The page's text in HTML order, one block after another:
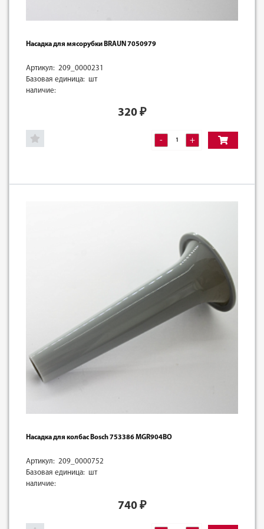
Насадка для мясорубки BRAUN 7050979
Артикул: 209_0000231
Базовая единица: шт
наличие:
320 ₽
- +
Насадка для колбас Bosch 753386 MGR904BO
Артикул: 209_0000752
Базовая единица: шт
наличие:
740 ₽